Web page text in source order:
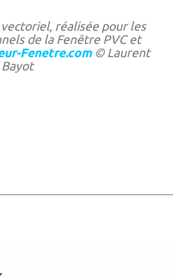
réalisée pour les
de la Fenêtre PVC et
Fenetre.com© Laurent
Bayot